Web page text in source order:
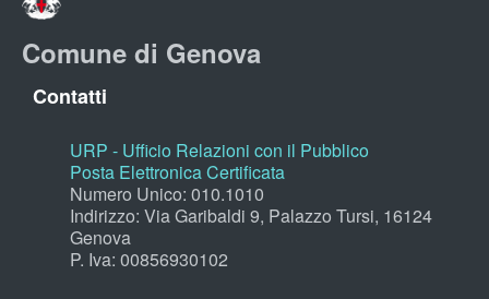
Comune di Genova
Contatti
URP - Ufficio Relazioni con il Pubblico
Posta Elettronica Certificata
Numero Unico: 010.1010
Indirizzo: Via Garibaldi 9, Palazzo Tursi, 16124
Genova
P. Iva: 00856930102